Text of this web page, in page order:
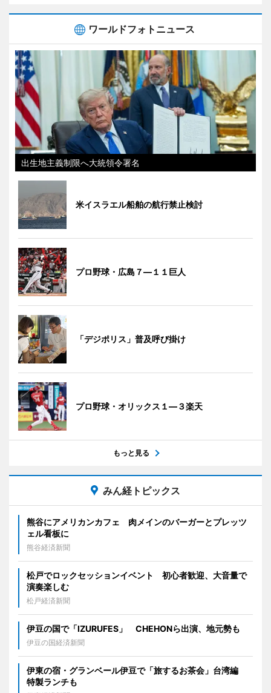
ワールドフォトニュース
出生地主義制限へ大統領令署名
米イスラエル船舶の航行禁止検討
プロ野球・広島７―１１巨人
「デジポリス」普及呼び掛け
プロ野球・オリックス１―３楽天
もっと見る
みん経トピックス
熊谷にアメリカンカフェ 肉メインのバーガーとプレッツ
ェル看板に
熊谷経済新聞
松戸でロックセッションイベント 初心者歓迎、大音量で
演奏楽しむ
松戸経済新聞
伊豆の国で「IZURUFES」 CHEHONら出演、地元勢も
伊豆の国経済新聞
伊東の宿・グランベール伊豆で「旅するお茶会」台湾編
特製ランチも